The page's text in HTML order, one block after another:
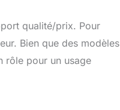
qualité/prix. Pour
Bien que des modèles
rôle pour un usage